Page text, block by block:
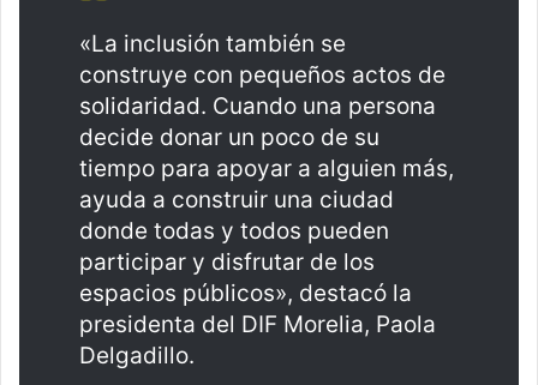
«La inclusión también se
construye con pequeños actos de
solidaridad. Cuando una persona
decide donar un poco de su
tiempo para apoyar a alguien más,
ayuda a construir una ciudad
donde todas y todos pueden
participar y disfrutar de los
espacios públicos», destacó la
presidenta del DIF Morelia, Paola
Delgadillo.